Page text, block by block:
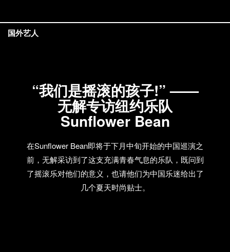
“我们是摇滚的孩子!” ——
无解专访纽约乐队
Sunflower Bean
在Sunflower Bean即将于下月中旬开始的中国巡演之
前，无解采访到了这支充满青春气息的乐队，既问到
了摇滚乐对他们的意义，也请他们为中国乐迷给出了
几个夏天时尚贴士。
国外艺人